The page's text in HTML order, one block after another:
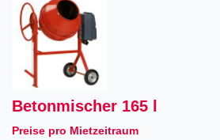
Betonmischer 165 l
Preise pro Mietzeitraum